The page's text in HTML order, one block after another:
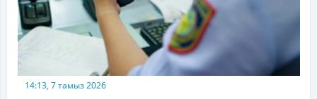
14:13, 7 тамыз 2026